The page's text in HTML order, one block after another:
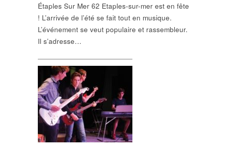
Étaples Sur Mer 62 Etaples-sur-mer est en fête
! L’arrivée de l’été se fait tout en musique.
L’événement se veut populaire et rassembleur.
Il s’adresse…